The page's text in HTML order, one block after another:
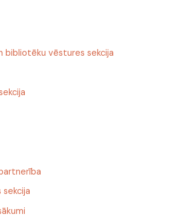
bibliotēku vēstures sekcija